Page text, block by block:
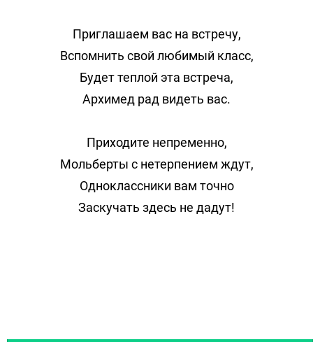
Приглашаем вас на встречу,
Вспомнить свой любимый класс,
Будет теплой эта встреча,
Архимед рад видеть вас.
Приходите непременно,
Мольберты с нетерпением ждут,
Одноклассники вам точно
Заскучать здесь не дадут!